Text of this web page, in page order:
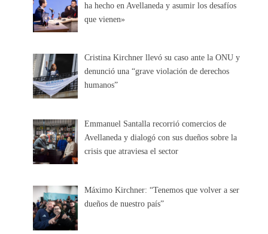
ha hecho en Avellaneda y asumir los desafíos
que vienen»
Cristina Kirchner llevó su caso ante la ONU y
denunció una “grave violación de derechos
humanos”
Emmanuel Santalla recorrió comercios de
Avellaneda y dialogó con sus dueños sobre la
crisis que atraviesa el sector
Máximo Kirchner: “Tenemos que volver a ser
dueños de nuestro país”